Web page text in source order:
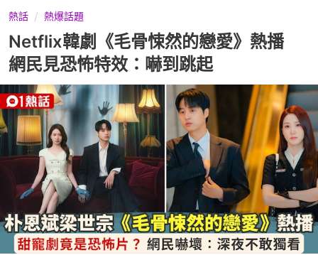
熱話 熱爆話題
Netflix韓劇《毛骨悚然的戀愛》熱播
網民見恐怖特效：嚇到跳起